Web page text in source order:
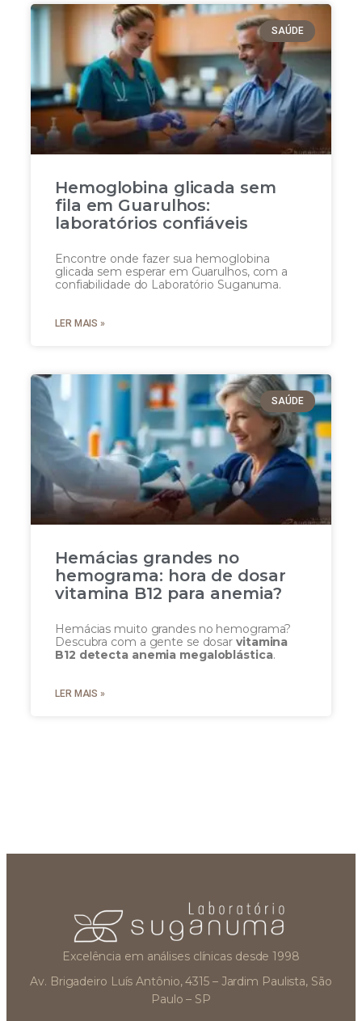
SAÚDE
Hemoglobina glicada sem
fila em Guarulhos:
laboratórios confiáveis
Encontre onde fazer sua hemoglobina
glicada sem esperar em Guarulhos, com a
confiabilidade do Laboratório Suganuma.
LER MAIS »
SAÚDE
Hemácias grandes no
hemograma: hora de dosar
vitamina B12 para anemia?
Hemácias muito grandes no hemograma?
Descubra com a gente se dosar vitamina
B12 detecta anemia megaloblástica.
LER MAIS »
Excelência em análises clínicas desde 1998
Av. Brigadeiro Luís Antônio, 4315 – Jardim Paulista, São
Paulo – SP